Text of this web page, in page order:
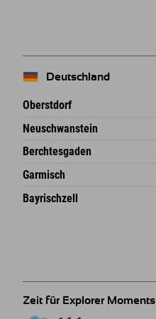
Deutschland
Oberstdorf
An der Breitach 3
Deutschland
Neuschwanstein
An der Riese 45
87484 Nesselwang im Allgäu
Deutschland
Berchtesgaden
Hofreitstr. 7
Deutschland
Garmisch
Frickenstraße 22
82490 Farchant
Bayrischzell
Zeit für Explorer Moments